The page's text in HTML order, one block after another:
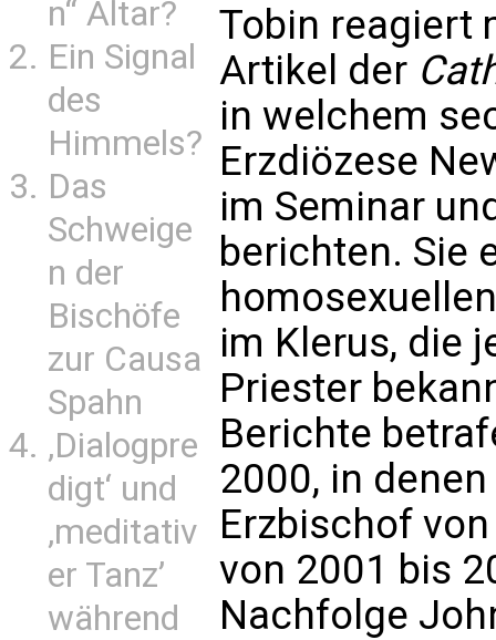
n“ Altar?
Ein Signal
des
Himmels?
Das
Schweige
n der
Bischöfe
zur Causa
Spahn
‚Dialogpre
digt‘ und
‚meditativ
er Tanz’
während
Tobin reagiert
Artikel der
in welchem
Erzdiözese
im Seminar
berichten. Sie
im Klerus, die
Priester
Berichte
2000, in
Erzbischof
von 2001 bis
Nachfolge